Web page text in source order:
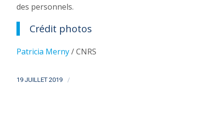
des personnels.
Crédit photos
Patricia Merny/ CNRS
19 JUILLET 2019 /